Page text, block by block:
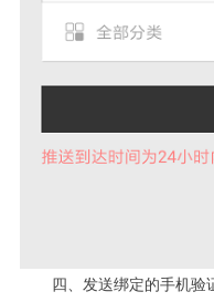
四、发送绑定的手机验